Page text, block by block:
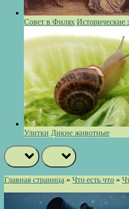
Совет в Филях Исторические
Улитки Дикие животные
Главная страница » Что есть что »